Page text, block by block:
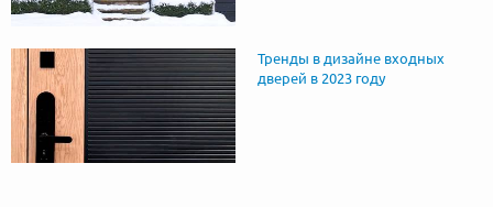
Тренды в дизайне входных
дверей в 2023 году